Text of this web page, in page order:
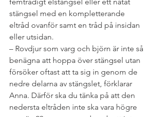
stängsel med en kompletterande
eltråd ovanför samt en tråd på insidan
eller utsidan.
– Rovdjur som varg och björn är inte så
benägna att hoppa över stängsel utan
försöker oftast att ta sig in genom de
nedre delarna av stängslet, förklarar
Anna. Därför ska du tänka på att den
nedersta eltråden inte ska vara högre